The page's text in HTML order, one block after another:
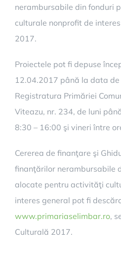
nerambursabile din fonduri
culturale nonprofit de
2017.
Proiectele pot fi depuse
12.04.2017 până la data
Registratura Primăriei
Viteazu, nr. 234, de luni
8:30 – 16:00 şi vineri între
Cererea de finanţare şi
finanţărilor nerambursabile
alocate pentru activităţi
interes general pot fi
www.primariaselimbar.ro,
Culturală 2017.